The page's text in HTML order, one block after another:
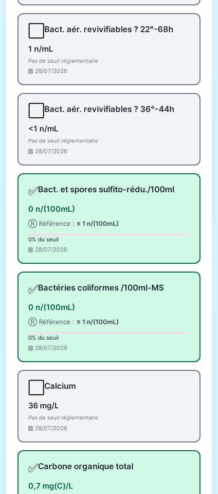
Bact. aér. revivifiables ? 22°-68h
1 n/mL
Pas de seuil réglementaire
28/07/2026
Bact. aér. revivifiables ? 36°-44h
<1 n/mL
Pas de seuil réglementaire
28/07/2026
✅Bact. et spores sulfito-rédu./100ml
0 n/(100mL)
Ⓡ Référence : ≤ 1 n/(100mL)
0% du seuil
28/07/2026
✅Bactéries coliformes /100ml-MS
0 n/(100mL)
Ⓡ Référence : ≤ 1 n/(100mL)
0% du seuil
28/07/2026
Calcium
36 mg/L
Pas de seuil réglementaire
28/07/2026
✅Carbone organique total
0,7 mg(C)/L